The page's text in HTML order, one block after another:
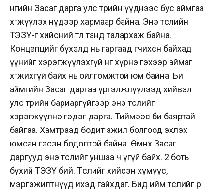
өнөөгийн Засаг дарга улс төрийн үүднээс бус аймгаа
хөгжүүлэх нүдээр хармаар байна. Энэ төслийн
ТЭЗҮ-г хийсний төлөө танд талархаж байна.
Концепцийг бүхэлд нь гаргаад өгчихсөн байхад
үүнийг хэрэгжүүлэхгүй өнөөг хүрнэ гэхээр аймаг
хөгжихгүй байх нь ойлгомжтой юм байна. Би
аймгийн Засаг даргаа үргэлжлүүлээд хийвэл
улс төрийн бариаргүйгээр энэ төслийг
хэрэгжүүлнэ гэдэг дарга. Тиймээс би баяртай
байгаа. Хамтраад бодит ажил болгоод эхлэх
юмсан гэсэн бодолтой байна. Өмнөх Засаг
даргууд энэ төслийг уншаа ч үгүй байх. 2 боть
бүхий ТЭЗҮ бий. Төслийг хийсэн хүмүүс,
мэргэжилтнүүд ихэд гайхдаг. Бид ийм төслийг өөр